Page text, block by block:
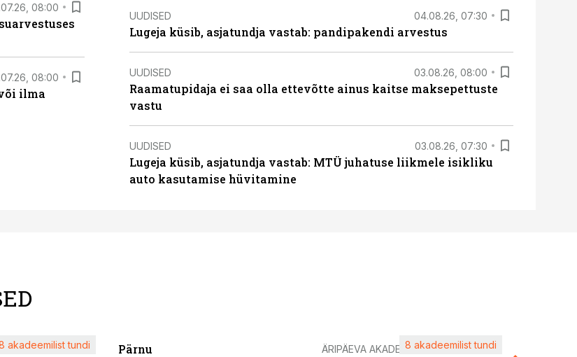
08:00
08:00
ilma
UUDISED 04.08.26, 07:30
Lugeja küsib, asjatundja vastab: pandipakendi arvestus
UUDISED 03.08.26, 08:00
Raamatupidaja ei saa olla ettevõtte ainus kaitse maksepettuste
vastu
UUDISED 03.08.26, 07:30
Lugeja küsib, asjatundja vastab: MTÜ juhatuse liikmele isikliku
auto kasutamise hüvitamine
akadeemilist tundi
Pärnu
ÄRIPÄEVA AKADEEMIA8 akadeemilist tundi